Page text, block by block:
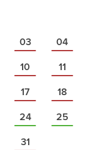
03
04
10
11
17
18
24
25
31